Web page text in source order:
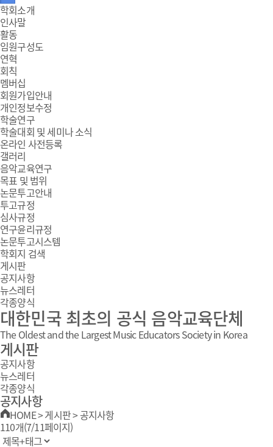
주
메
뉴
학회소개
인사말
활동
임원구성도
연혁
회칙
멤버십
회원가입안내
개인정보수정
학술연구
학술대회 및 세미나 소식
온라인 사전등록
갤러리
음악교육연구
목표 및 범위
논문투고안내
투고규정
심사규정
연구윤리규정
논문투고시스템
학회지 검색
게시판
공지사항
뉴스레터
각종양식
대한민국 최초의 공식 음악교육단체
The Oldest and the Largest Music Educators Society in Korea
게시판
공지사항
뉴스레터
각종양식
공지사항
HOME>게시판>공지사항
110개(7/11페이지)